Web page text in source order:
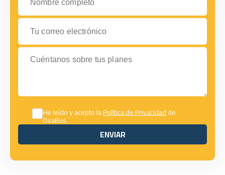
Tu correo electrónico
Cuéntanos sobre tus planes
He leído y acepto laPolítica de Privacidadde
OsaBus.
ENVIAR
ENVIAR